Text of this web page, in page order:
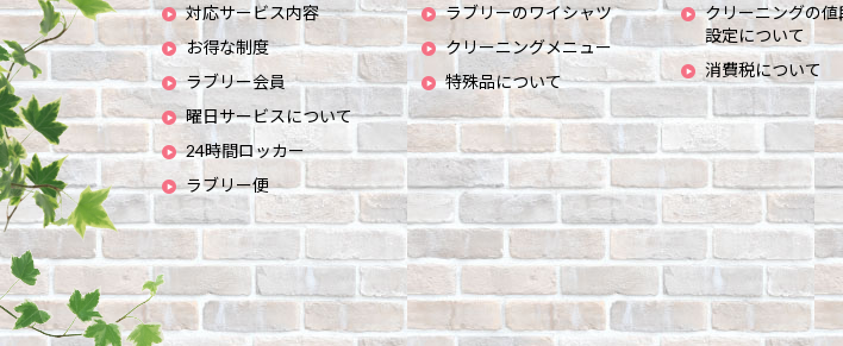
対応サービス内容
お得な制度
ラブリー会員
曜日サービスについて
24時間ロッカー
ラブリー便
ラブリーのワイシャツ
クリーニングメニュー
特殊品について
クリーニングの値
設定について
消費税について